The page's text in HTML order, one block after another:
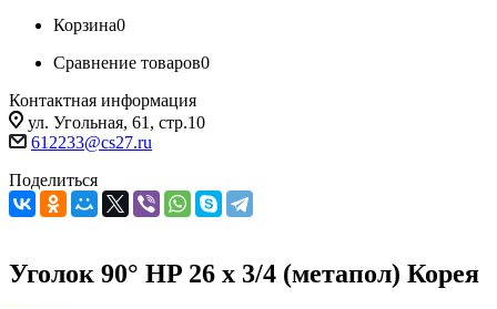
Корзина0
Сравнение товаров0
Контактная информация
ул. Угольная, 61, стр.10
612233@cs27.ru
Поделиться
Уголок 90° HP 26 х 3/4 (метапол) Корея